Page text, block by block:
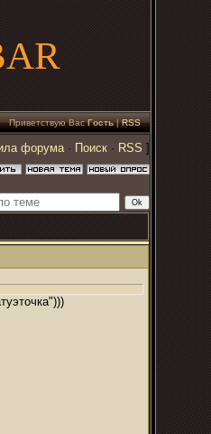
Приветствую Вас Гость|RSS
форума· Поиск · RSS ]